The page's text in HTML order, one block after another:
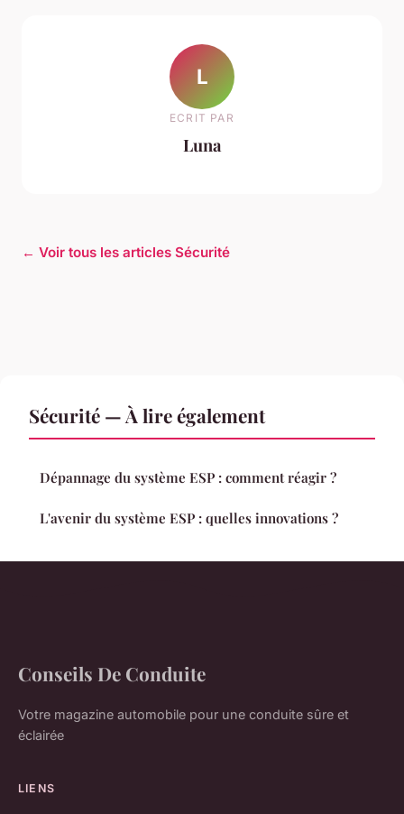
L
ECRIT PAR
Luna
← Voir tous les articles Sécurité
Sécurité — À lire également
Dépannage du système ESP : comment réagir ?
L'avenir du système ESP : quelles innovations ?
Conseils De Conduite
Votre magazine automobile pour une conduite sûre et
éclairée
LIENS